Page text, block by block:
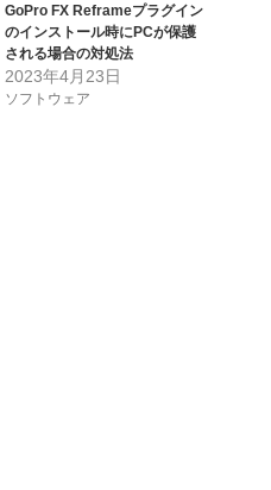
GoPro FX Reframeプラグイン
のインストール時にPCが保護
される場合の対処法
2023年4月23日
ソフトウェア